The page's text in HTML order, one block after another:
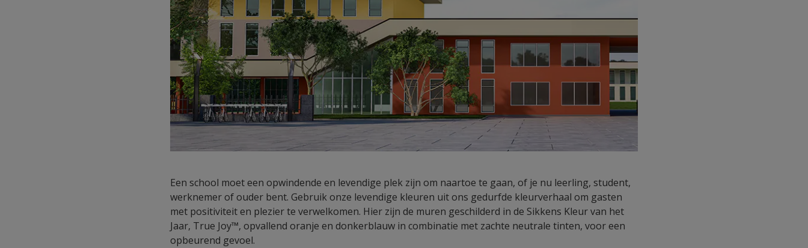
Een school moet een opwindende en levendige plek zijn om naartoe te gaan, of je nu leerling, student,
werknemer of ouder bent. Gebruik onze levendige kleuren uit ons gedurfde kleurverhaal om gasten
met positiviteit en plezier te verwelkomen. Hier zijn de muren geschilderd in de Sikkens Kleur van het
Jaar, True Joy™, opvallend oranje en donkerblauw in combinatie met zachte neutrale tinten, voor een
opbeurend gevoel.